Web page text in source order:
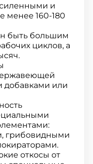
и
менее 160-180
быть большим
циклов, а
добавками или
грибовидными
откосы от